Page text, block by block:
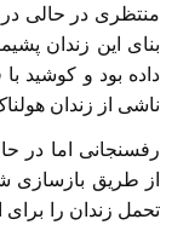
منتظری در حالی
بنای این زندان
داده بود و کوشید
ناشی از زندان
رفسنجانی اما در
از طریق بازسازی
تحمل زندان را